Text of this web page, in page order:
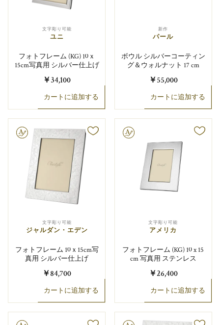
文字彫り可能
ユニ
フォトフレーム (KG) 10ｘ
15cm写真用 シルバー仕上げ
￥34,100
カートに追加する
新作
パール
ボウル シルバーコーティン
グ＆ウォルナット 17 cm
￥55,000
カートに追加する
文字彫り可能
ジャルダン・エデン
フォトフレーム 10ｘ15cm写
真用 シルバー仕上げ
￥84,700
カートに追加する
文字彫り可能
文字彫り可能
アメリカ
フォトフレーム (KG) 10 x 15
cm 写真用 ステンレス
￥26,400
カートに追加する